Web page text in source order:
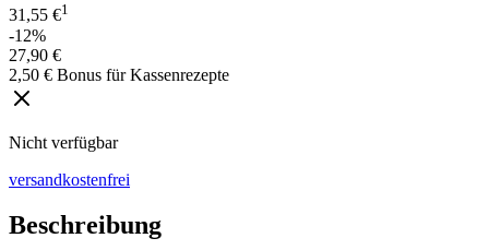
31,55 €1
-12%
27,90 €
2,50 € Bonus für Kassenrezepte
Nicht verfügbar
versandkostenfrei
Beschreibung